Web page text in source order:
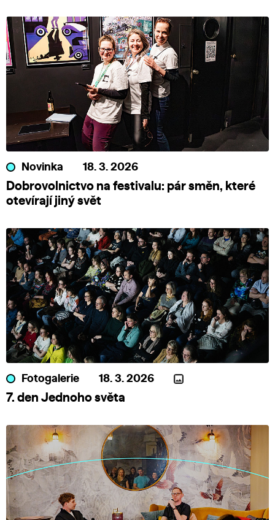
Novinka 18. 3. 2026
Dobrovolnictvo na festivalu: pár směn, které
otevírají jiný svět
Fotogalerie 18. 3. 2026
7. den Jednoho světa